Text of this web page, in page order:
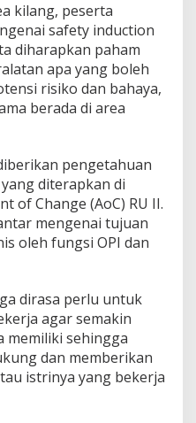
kilang, peserta
safety induction
diharapkan paham
apa yang boleh
risiko dan bahaya,
berada di area
pengetahuan
diterapkan di
of Change (AoC) RU II.
mengenai tujuan
oleh fungsi OPI dan
dirasa perlu untuk
agar semakin
memiliki sehingga
dan memberikan
istrinya yang bekerja